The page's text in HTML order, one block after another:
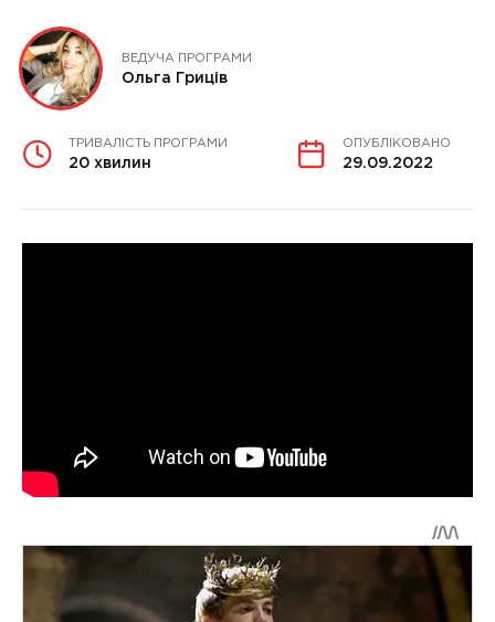
ВЕДУЧА ПРОГРАМИ
Ольга Гриців
ТРИВАЛІСТЬ ПРОГРАМИ
20 хвилин
ОПУБЛІКОВАНО
29.09.2022